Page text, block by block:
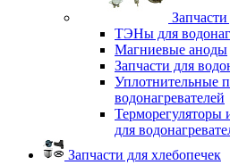
ТЭНы для
Магниевые аноды
Запчасти для
Уплотнительные
водонагревателей
Терморегуляторы
для
Запчасти для хлебопечек